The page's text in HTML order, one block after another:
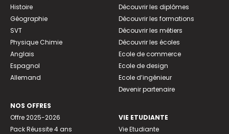
Histoire
Géographie
SVT
Physique Chimie
Anglais
Espagnol
Allemand
NOS OFFRES
Offre 2025-2026
Pack Réussite 4 ans
Découvrir les diplômes
Découvrir les formations
Découvrir les métiers
Découvrir les écoles
Ecole de commerce
Ecole de design
Ecole d’ingénieur
Devenir partenaire
VIE ETUDIANTE
Vie Etudiante